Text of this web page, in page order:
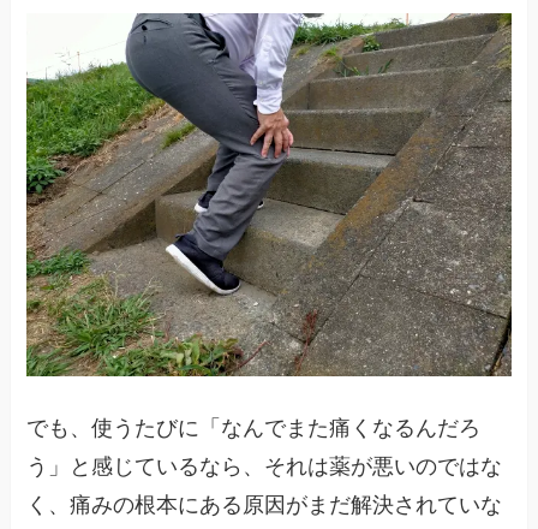
でも、使うたびに「なんでまた痛くなるんだろ
う」と感じているなら、それは薬が悪いのではな
く、痛みの根本にある原因がまだ解決されていな